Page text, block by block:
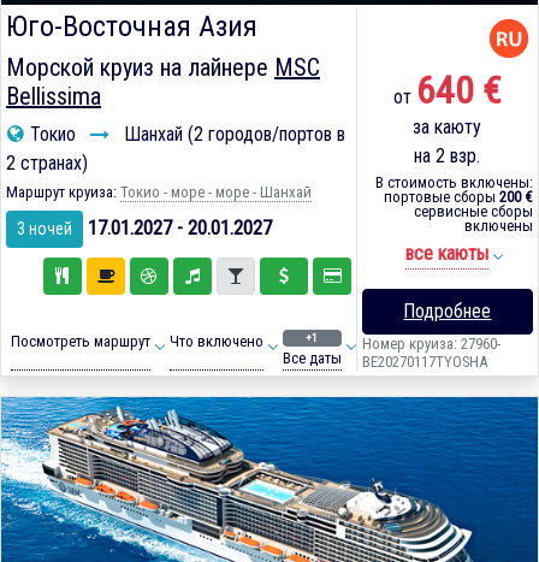
Юго-Восточная Азия
Морской круиз на лайнере MSC
Bellissima
Токио
Шанхай (2 городов/портов в
2 странах)
Маршрут круиза: Токио - море - море - Шанхай
3 ночей 17.01.2027 - 20.01.2027
Посмотреть маршрут Что включено +1
Все даты
от 640 €
за каюту
на 2 взр.
В стоимость включены:
портовые сборы 200 €
сервисные сборы
включены
все каюты
Подробнее
Номер круиза: 27960-
BE20270117TYOSHA